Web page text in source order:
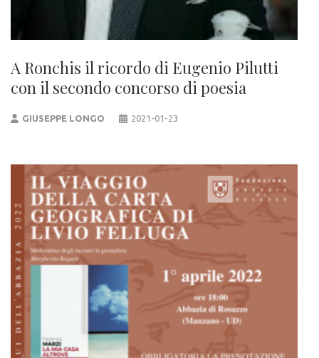
A Ronchis il ricordo di Eugenio Pilutti
con il secondo concorso di poesia
GIUSEPPE LONGO 2021-01-23